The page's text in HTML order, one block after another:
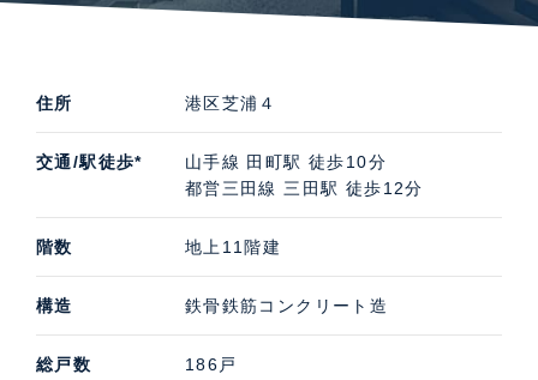
住所 港区芝浦４
交通/駅徒歩*
山手線 田町駅 徒歩10分
都営三田線 三田駅 徒歩12分
階数 地上11階建
構造 鉄骨鉄筋コンクリート造
総戸数 186戸